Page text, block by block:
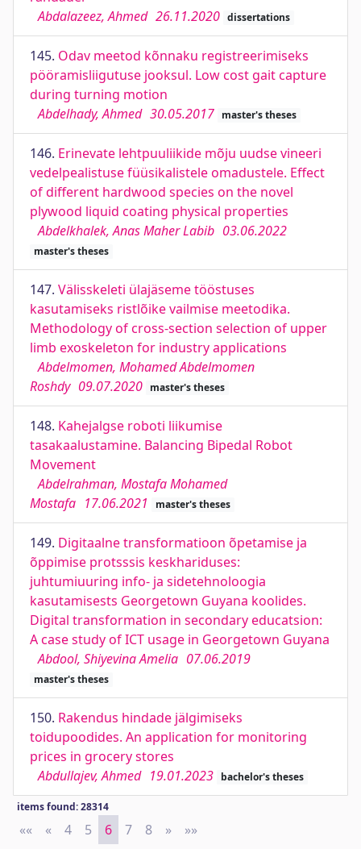
Abdalazeez, Ahmed 26.11.2020 dissertations
145. Odav meetod kõnnaku registreerimiseks
pööramisliigutuse jooksul. Low cost gait capture
during turning motion
Abdelhady, Ahmed 30.05.2017 master's theses
146. Erinevate lehtpuuliikide mõju uudse vineeri
vedelpealistuse füüsikalistele omadustele. Effect
of different hardwood species on the novel
plywood liquid coating physical properties
Abdelkhalek, Anas Maher Labib 03.06.2022
master's theses
147. Välisskeleti ülajäseme tööstuses
kasutamiseks ristlõike vailmise meetodika.
Methodology of cross-section selection of upper
limb exoskeleton for industry applications
Abdelmomen, Mohamed Abdelmomen
Roshdy 09.07.2020 master's theses
148. Kahejalgse roboti liikumise
tasakaalustamine. Balancing Bipedal Robot
Movement
Abdelrahman, Mostafa Mohamed
Mostafa 17.06.2021 master's theses
149. Digitaalne transformatioon õpetamise ja
õppimise protsssis keskhariduses:
juhtumiuuring info- ja sidetehnoloogia
kasutamisests Georgetown Guyana koolides.
Digital transformation in secondary educatsion:
A case study of ICT usage in Georgetown Guyana
Abdool, Shiyevina Amelia 07.06.2019
master's theses
150. Rakendus hindade jälgimiseks
toidupoodides. An application for monitoring
prices in grocery stores
Abdullajev, Ahmed 19.01.2023 bachelor's theses
items found: 28314
«« First
« Previous
4 5 6 7 8 » Next
»»